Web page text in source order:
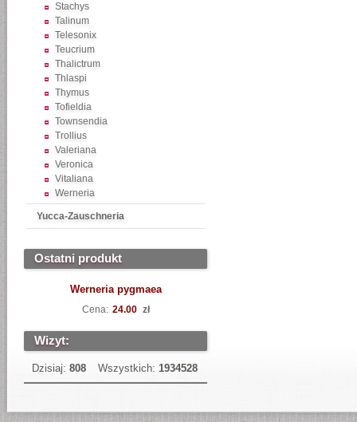
Stachys
Talinum
Telesonix
Teucrium
Thalictrum
Thlaspi
Thymus
Tofieldia
Townsendia
Trollius
Valeriana
Veronica
Vitaliana
Werneria
Yucca-Zauschneria
Ostatni produkt
Werneria pygmaea
Cena: 24.00 zł
Wizyt:
Dzisiaj: 808 Wszystkich: 1934528